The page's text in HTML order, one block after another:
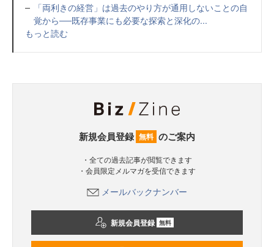
「両利きの経営」は過去のやり方が通用しないことの自
覚から──既存事業にも必要な探索と深化の...
もっと読む
新規会員登録 無料 のご案内
・全ての過去記事が閲覧できます
・会員限定メルマガを受信できます
メールバックナンバー
新規会員登録 無料